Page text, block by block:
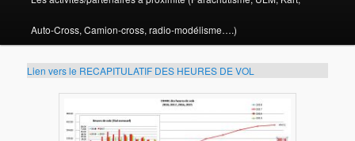
Auto-Cross, Camion-cross, radio-modélisme….)
Lien vers le RECAPITULATIF DES HEURES DE VOL